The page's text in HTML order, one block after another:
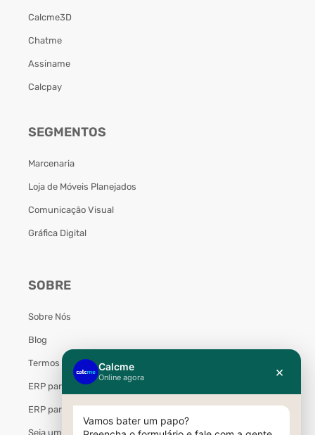
Calcme3D
Chatme
Assiname
Calcpay
SEGMENTOS
Marcenaria
Loja de Móveis Planejados
Comunicação Visual
Gráfica Digital
SOBRE
Sobre Nós
Blog
Termos de Uso
ERP para Marcenaria
ERP para Móveis Planejados
Seja um Parceiro Calcme